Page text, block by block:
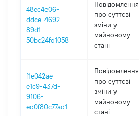
48ec4e06-
ddce-4692-
89d1-
50bc24fd1058
Повідомлення
про суттєві
зміни y
майновому
стані
f1e042ae-
e1c9-437d-
9106-
ed0f80c77ad1
Повідомлення
про суттєві
зміни y
майновому
стані